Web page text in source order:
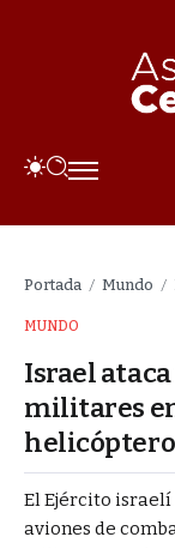
Portada / Mundo /
MUNDO
Israel
militares
El Ejército israelí
aviones de